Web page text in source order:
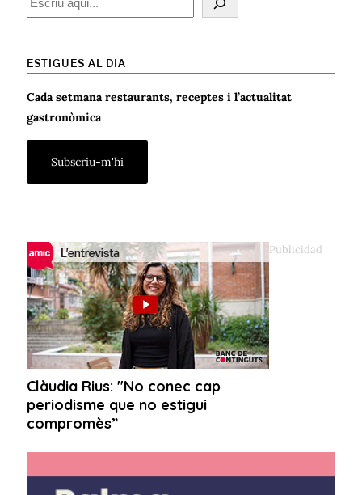
ESTIGUES AL DIA
Cada setmana restaurants, receptes i l’actualitat
gastronòmica